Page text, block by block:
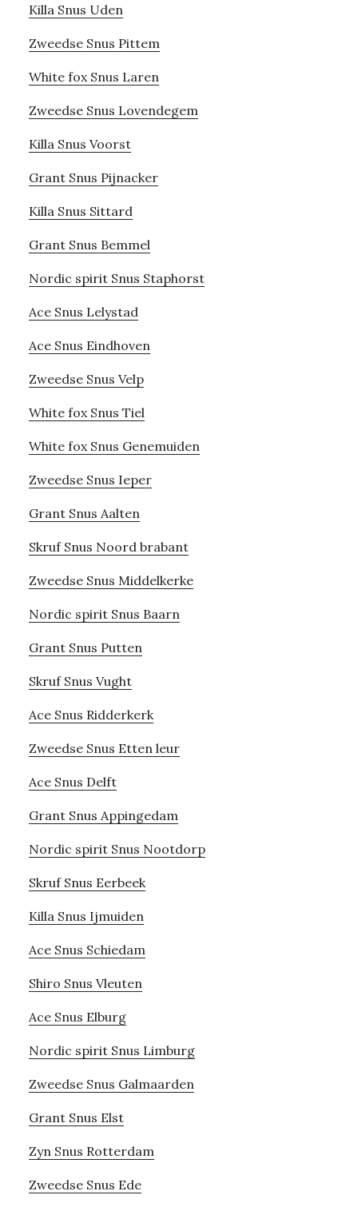
Killa Snus Uden
Zweedse Snus Pittem
White fox Snus Laren
Zweedse Snus Lovendegem
Killa Snus Voorst
Grant Snus Pijnacker
Killa Snus Sittard
Grant Snus Bemmel
Nordic spirit Snus Staphorst
Ace Snus Lelystad
Ace Snus Eindhoven
Zweedse Snus Velp
White fox Snus Tiel
White fox Snus Genemuiden
Zweedse Snus Ieper
Grant Snus Aalten
Skruf Snus Noord brabant
Zweedse Snus Middelkerke
Nordic spirit Snus Baarn
Grant Snus Putten
Skruf Snus Vught
Ace Snus Ridderkerk
Zweedse Snus Etten leur
Ace Snus Delft
Grant Snus Appingedam
Nordic spirit Snus Nootdorp
Skruf Snus Eerbeek
Killa Snus Ijmuiden
Ace Snus Schiedam
Shiro Snus Vleuten
Ace Snus Elburg
Nordic spirit Snus Limburg
Zweedse Snus Galmaarden
Grant Snus Elst
Zyn Snus Rotterdam
Zweedse Snus Ede